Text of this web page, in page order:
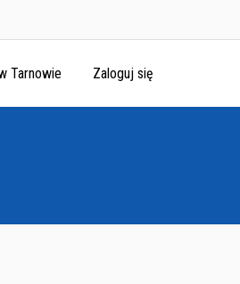
Tarnowie Zaloguj się